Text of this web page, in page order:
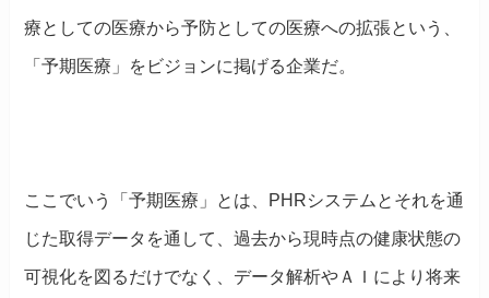
療としての医療から予防としての医療への拡張という、
「予期医療」をビジョンに掲げる企業だ。
ここでいう「予期医療」とは、PHRシステムとそれを通
じた取得データを通して、過去から現時点の健康状態の
可視化を図るだけでなく、データ解析やＡＩにより将来